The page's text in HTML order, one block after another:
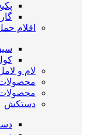
اقلام
لام و
محصولات
دستکش